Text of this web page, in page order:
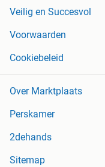
Veilig en Succesvol
Voorwaarden
Cookiebeleid
Over Marktplaats
Perskamer
2dehands
Sitemap